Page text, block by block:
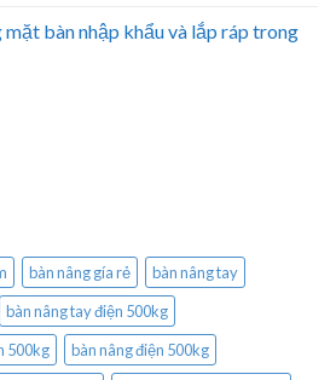
mặt bàn nhập khẩu và lắp ráp trong
bàn nâng gía rẻ
bàn nâng tay
bàn nâng tay điện 500kg
500kg
bàn nâng điện 500kg